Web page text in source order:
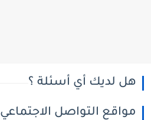
هل لديك أي أسئلة ؟
مواقع التواصل الاجتماعي